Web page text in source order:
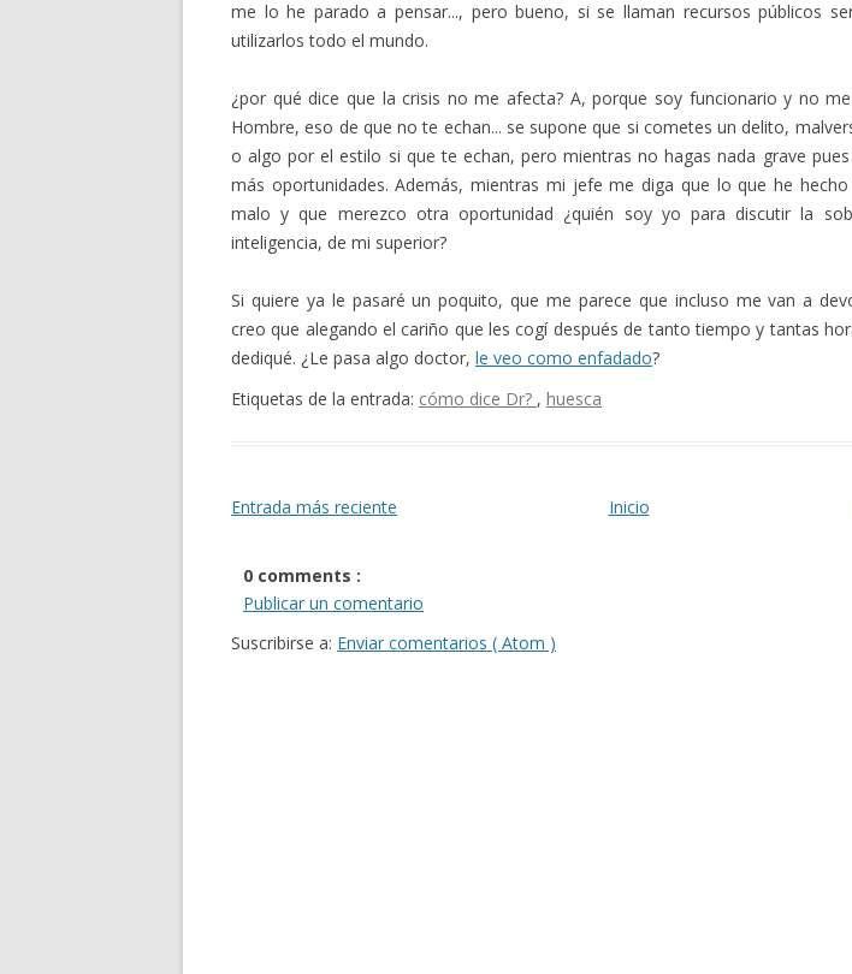
me lo he parado a pensar..., pero bueno, si se llaman recursos públicos
utilizarlos todo el mundo.
¿por qué dice que la crisis no me afecta? A, porque soy funcionario y no
Hombre, eso de que no te echan... se supone que si cometes un delito,
o algo por el estilo si que te echan, pero mientras no hagas nada grave
más oportunidades. Además, mientras mi jefe me diga que lo que he
malo y que merezco otra oportunidad ¿quién soy yo para discutir la
inteligencia, de mi superior?
Si quiere ya le pasaré un poquito, que me parece que incluso me van a
creo que alegando el cariño que les cogí después de tanto tiempo y tantas
dediqué. ¿Le pasa algo doctor, le veo como enfadado?
Etiquetas de la entrada: cómo dice Dr? , huesca
Entrada más reciente Inicio
0 comments :
Publicar un comentario
Suscribirse a: Enviar comentarios ( Atom )